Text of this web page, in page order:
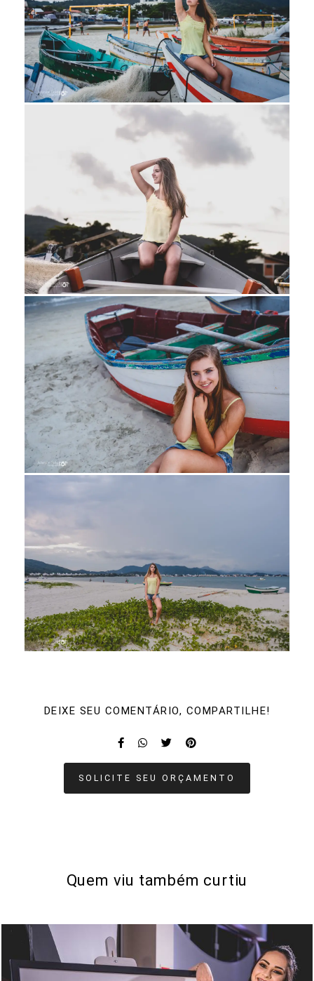
DEIXE SEU COMENTÁRIO, COMPARTILHE!
SOLICITE SEU ORÇAMENTO
Quem viu também curtiu